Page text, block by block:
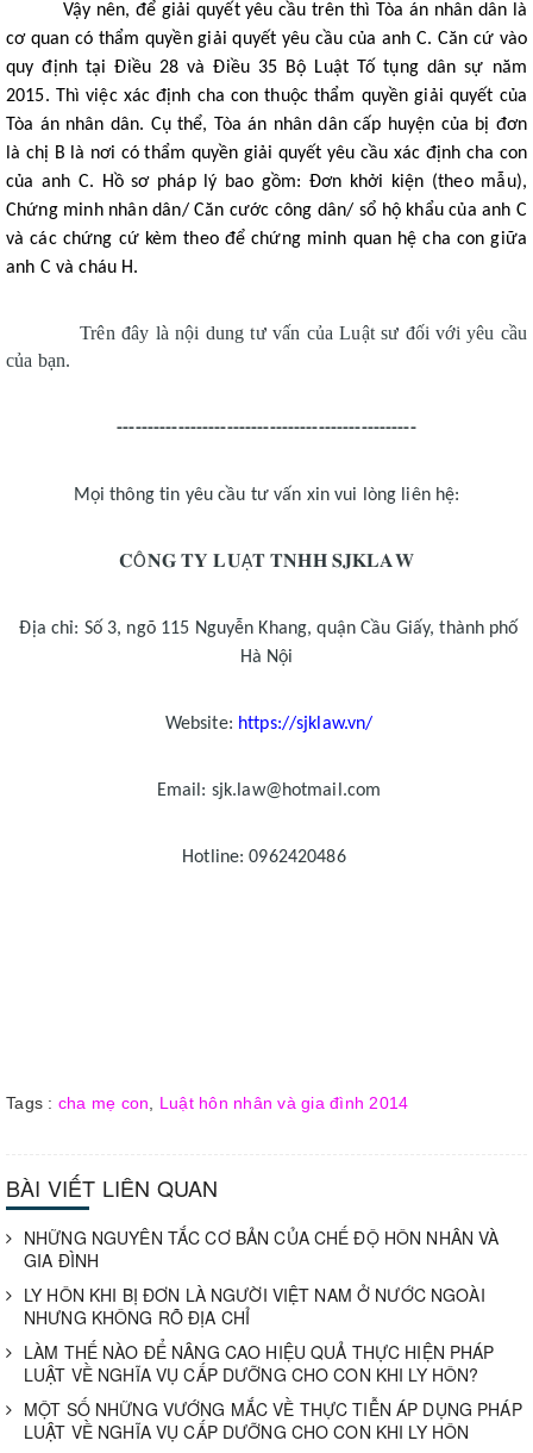
Vậy nên, để giải quyết yêu cầu trên thì Tòa án nhân dân là
cơ quan có thẩm quyền giải quyết yêu cầu của anh C. Căn cứ vào
quy định tại Điều 28 và Điều 35 Bộ Luật Tố tụng dân sự năm
2015. Thì việc xác định cha con thuộc thẩm quyền giải quyết của
Tòa án nhân dân. Cụ thể, Tòa án nhân dân cấp huyện của bị đơn
là chị B là nơi có thẩm quyền giải quyết yêu cầu xác định cha con
của anh C. Hồ sơ pháp lý bao gồm: Đơn khởi kiện (theo mẫu),
Chứng minh nhân dân/ Căn cước công dân/ sổ hộ khẩu của anh C
và các chứng cứ kèm theo để chứng minh quan hệ cha con giữa
anh C và cháu H.
Trên đây là nội dung tư vấn của Luật sư đối với yêu cầu
của bạn.
-------------------------------------------------
Mọi thông tin yêu cầu tư vấn xin vui lòng liên hệ:
𝐂Ô𝐍𝐆 𝐓𝐘 𝐋𝐔Ậ𝐓 𝐓𝐍𝐇𝐇 𝐒𝐉𝐊𝐋𝐀𝐖
Địa chỉ: Số 3, ngõ 115 Nguyễn Khang, quận Cầu Giấy, thành phố
Hà Nội
Website: https://sjklaw.vn/
Email: sjk.law@hotmail.com
Hotline: 0962420486
Tags : cha mẹ con Luật hôn nhân và gia đình 2014
BÀI VIẾT LIÊN QUAN
NHỮNG NGUYÊN TẮC CƠ BẢN CỦA CHẾ ĐỘ HÔN NHÂN VÀ
GIA ĐÌNH
LY HÔN KHI BỊ ĐƠN LÀ NGƯỜI VIỆT NAM Ở NƯỚC NGOÀI
NHƯNG KHÔNG RÕ ĐỊA CHỈ
LÀM THẾ NÀO ĐỂ NÂNG CAO HIỆU QUẢ THỰC HIỆN PHÁP
LUẬT VỀ NGHĨA VỤ CẤP DƯỠNG CHO CON KHI LY HÔN?
MỘT SỐ NHỮNG VƯỚNG MẮC VỀ THỰC TIỄN ÁP DỤNG PHÁP
LUẬT VỀ NGHĨA VỤ CẤP DƯỠNG CHO CON KHI LY HÔN